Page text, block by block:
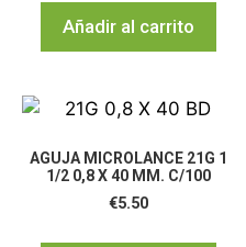
Añadir al carrito
AGUJA MICROLANCE 21G 1
1/2 0,8 X 40 MM. C/100
€5.50